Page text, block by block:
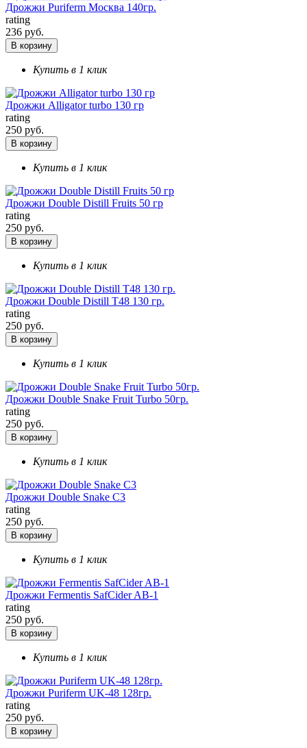
Дрожжи Puriferm Москва 140гр.
rating
236 руб.
В корзину
Купить в 1 клик
Дрожжи Alligator turbo 130 гр
rating
250 руб.
В корзину
Купить в 1 клик
Дрожжи Double Distill Fruits 50 гр
rating
250 руб.
В корзину
Купить в 1 клик
Дрожжи Double Distill T48 130 гр.
rating
250 руб.
В корзину
Купить в 1 клик
Дрожжи Double Snake Fruit Turbo 50гр.
rating
250 руб.
В корзину
Купить в 1 клик
Дрожжи Double Snake С3
rating
250 руб.
В корзину
Купить в 1 клик
Дрожжи Fermentis SafCider AB-1
rating
250 руб.
В корзину
Купить в 1 клик
Дрожжи Puriferm UK-48 128гр.
rating
250 руб.
В корзину